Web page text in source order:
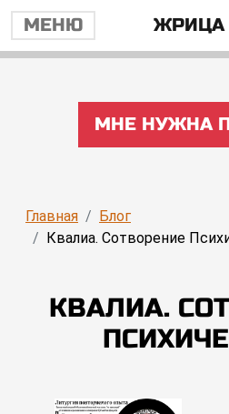
МЕНЮ ЖРИЦА
МНЕ НУЖНА
Главная
Блог
Квалиа. Сотворение
КВАЛИА.